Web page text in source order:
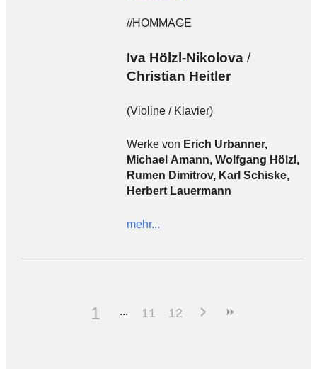
//HOMMAGE
Iva Hölzl-Nikolova/
Christian Heitler
(Violine / Klavier)
Werke von Erich Urbanner,
Michael Amann, Wolfgang Hölzl,
Rumen Dimitrov, Karl Schiske,
Herbert Lauermann
mehr...
1 11 12